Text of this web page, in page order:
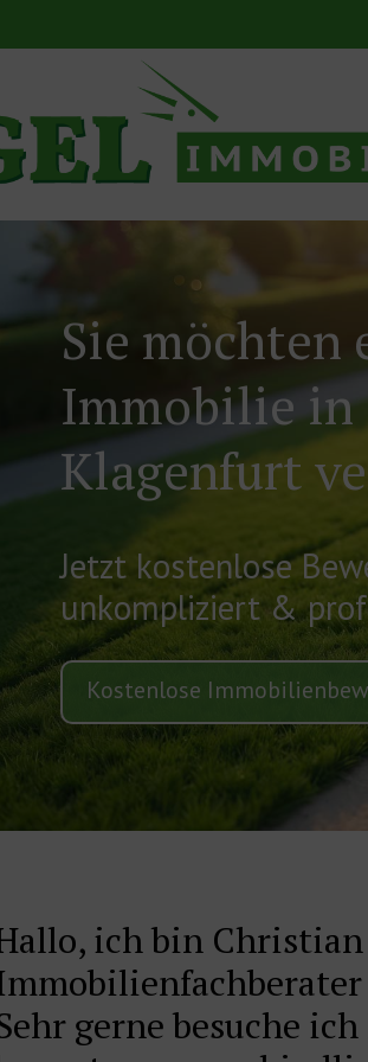
Sie möchten
Immobilie in
Klagenfurt
Jetzt kostenlose
unkompliziert &
Kostenlose
ich bin
gerne besuche